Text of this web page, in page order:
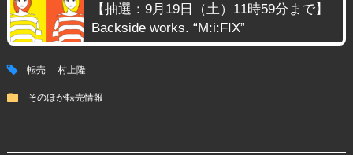
【抽選：9月19日（土）11時59分まで】
Backside works. “M:i:FIX”
tag 転売 村上隆
folder そのほか転売情報